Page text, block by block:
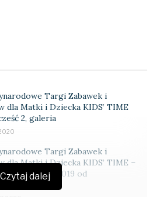
Targi Zabawek i
dla Matki i Dziecka KIDS’ TIME
2, galeria
Targi Zabawek i
dla Matki i Dziecka KIDS’ TIME –
RODZICÓW 2019 od
galeria
Czytaj dalej